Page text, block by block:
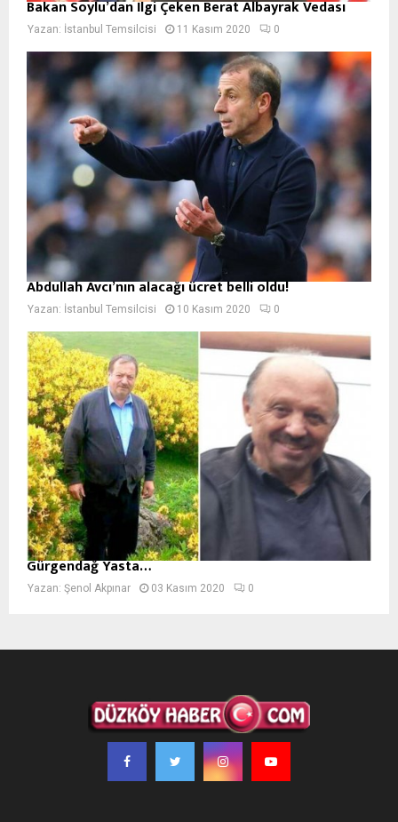
Bakan Soylu’dan İlgi Çeken Berat Albayrak Vedası
Yazan: İstanbul Temsilcisi 11 Kasım 2020 0
Abdullah Avcı’nın alacağı ücret belli oldu!
Yazan: İstanbul Temsilcisi 10 Kasım 2020 0
Gürgendağ Yasta…
Yazan: Şenol Akpınar 03 Kasım 2020 0